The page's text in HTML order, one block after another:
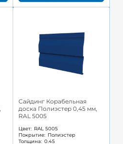
Сайдинг Корабельная
доска Полиэстер 0,45 мм,
RAL 5005
Цвет: RAL 5005
Покрытие: Полиэстер
Толщина: 0.45